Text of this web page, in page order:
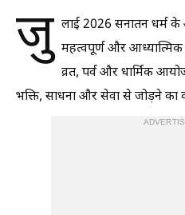
जु लाई 2026 सनातन धर्म
महत्वपूर्ण और
व्रत, पर्व और धार्मिक
भक्ति, साधना और सेवा से जोड़ने का